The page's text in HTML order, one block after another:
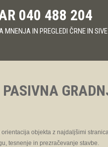
040 488 204
MNENJA IN PREGLEDI ČRNE IN
objekta z najdaljšimi
tesnenje in prezračevanje stavbe.